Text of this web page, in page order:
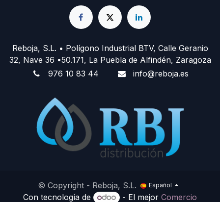
Reboja, S.L. • Polígono Industrial BTV, Calle Geranio
32, Nave 36 •50.171, La Puebla de Alfindén, Zaragoza
976 10 83 44
info@reboja.es
© Copyright - Reboja, S.L. ​ Español
Con tecnología de - El mejorComercio